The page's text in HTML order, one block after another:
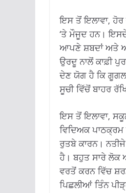
ਇਸ ਤੋਂ ਇਲਾਵਾ, ਹੋਰ
‘ਤੇ ਮੌਜੂਦ ਹਨ।
ਆਪਣੇ ਸ਼ਬਦਾਂ ਅਤੇ
ਉਰਦੂ ਨਾਲੋਂ ਕਾਫ਼ੀ
ਦੇਣ ਯੋਗ ਹੈ ਕਿ
ਸੂਚੀ ਵਿੱਚੋਂ ਬਾਹਰ
ਇਸ ਤੋਂ ਇਲਾਵਾ,
ਵਿਦਿਅਕ
ਰੁਤਬੇ ਕਾਰਨ।
ਹੈ। ਬਹੁਤ ਸਾਰੇ
ਵਰਤੋਂ ਕਰਨ ਵਿੱਚ
ਪਿਛਲੀਆਂ ਤਿੰਨ